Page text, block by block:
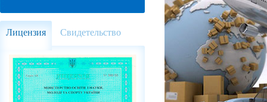
Лицензия Свидетельство